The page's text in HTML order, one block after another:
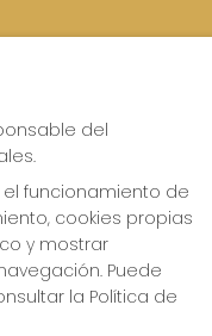
- RECEPTOR
del
funcionamiento de
cookies propias
y mostrar
Puede
la Política de